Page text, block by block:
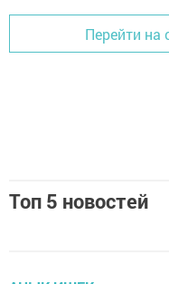
Перейти на
Топ 5 новостей